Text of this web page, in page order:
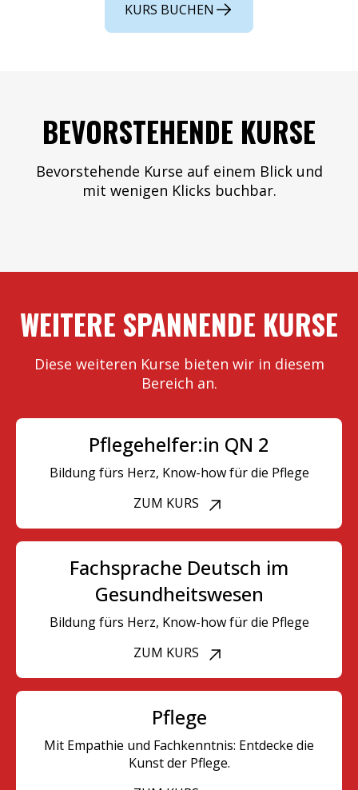
KURS BUCHEN
BEVORSTEHENDE KURSE
Bevorstehende Kurse auf einem Blick und
mit wenigen Klicks buchbar.
WEITERE SPANNENDE KURSE
Diese weiteren Kurse bieten wir in diesem
Bereich an.
Pflegehelfer:in QN 2
Bildung fürs Herz, Know-how für die Pflege
ZUM KURS
Fachsprache Deutsch im
Gesundheitswesen
Bildung fürs Herz, Know-how für die Pflege
ZUM KURS
Pflege
Mit Empathie und Fachkenntnis: Entdecke die
Kunst der Pflege.